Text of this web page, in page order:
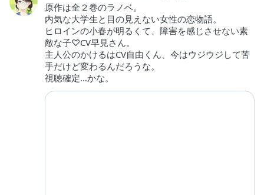
原作は全２巻のラノベ。
内気な大学生と目の見えない女性の恋物語。
ヒロインの小春が明るくて、障害を感じさせない素
敵な子♡CV早見さん。
主人公のかけるはCV自由くん、今はウジウジして苦
手だけど変わるんだろうな。
視聴確定…かな。